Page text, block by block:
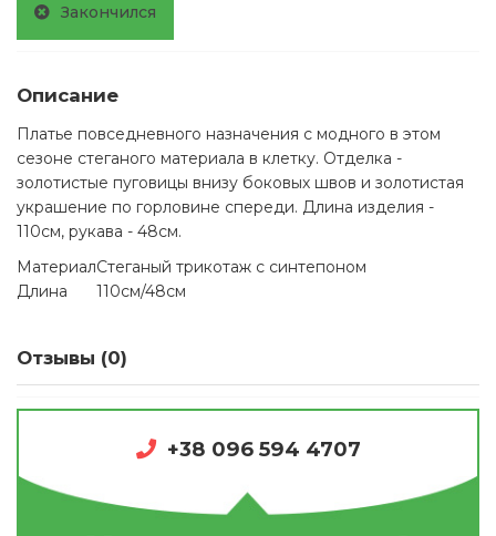
Закончился
Описание
Платье повседневного назначения с модного в этом
сезоне стеганого материала в клетку. Отделка -
золотистые пуговицы внизу боковых швов и золотистая
украшение по горловине спереди. Длина изделия -
110см, рукава - 48см.
МатериалСтеганый трикотаж с синтепоном
Длина
110см/48см
Отзывы (0)
+38 096 594 4707